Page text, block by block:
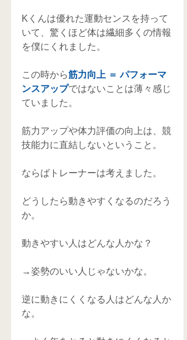
Kくんは優れた運動センスを持って
いて、驚くほど体は繊細多くの情報
を僕にくれました。
この時から筋力向上 ＝ パフォーマ
ンスアップではないことは薄々感じ
ていました。
筋力アップや体力評価の向上は、競
技能力に直結しないということ。
ならばトレーナーは考えました。
どうしたら動きやすくなるのだろう
か。
動きやすい人はどんな人かな？
→姿勢のいい人じゃないかな。
逆に動きにくくなる人はどんな人か
な。